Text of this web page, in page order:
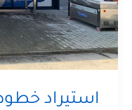
استيراد